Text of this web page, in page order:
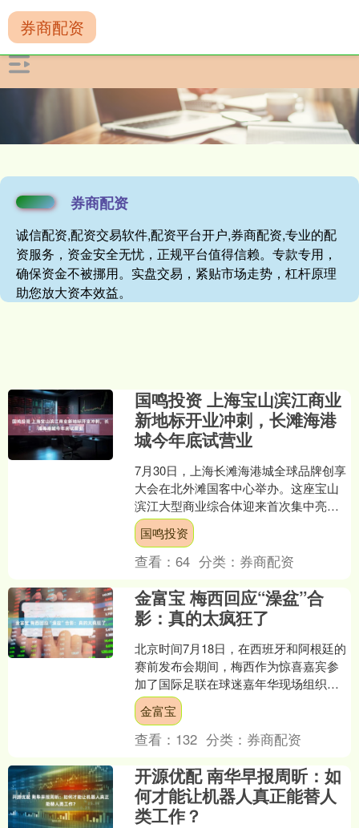
券商配资
诚信配资,配资交易软件,配资平台开户,券商配资,专业的配
资服务，资金安全无忧，正规平台值得信赖。专款专用，
确保资金不被挪用。实盘交易，紧贴市场走势，杠杆原理
助您放大资本效益。
券商配资
国鸣投资 上海宝山滨江商业
新地标开业冲刺，长滩海港
城今年底试营业
7月30日，上海长滩海港城全球品牌创享
大会在北外滩国客中心举办。这座宝山
滨江大型商业综合体迎来首次集中亮
相，活动现场完成多组品牌集中签约，
伴随着项目标志性球体建....
国鸣投资
查看：64 分类： 券商配资
金富宝 梅西回应“澡盆”合
影：真的太疯狂了
北京时间7月18日，在西班牙和阿根廷的
赛前发布会期间，梅西作为惊喜嘉宾参
加了国际足联在球迷嘉年华现场组织的
一场联合活动。梅西在现场谈到了即将
来临的决赛，也谈到了....
金富宝
查看： 132 分类： 券商配资
开源优配 南华早报周昕：如
何才能让机器人真正能替人
类工作？